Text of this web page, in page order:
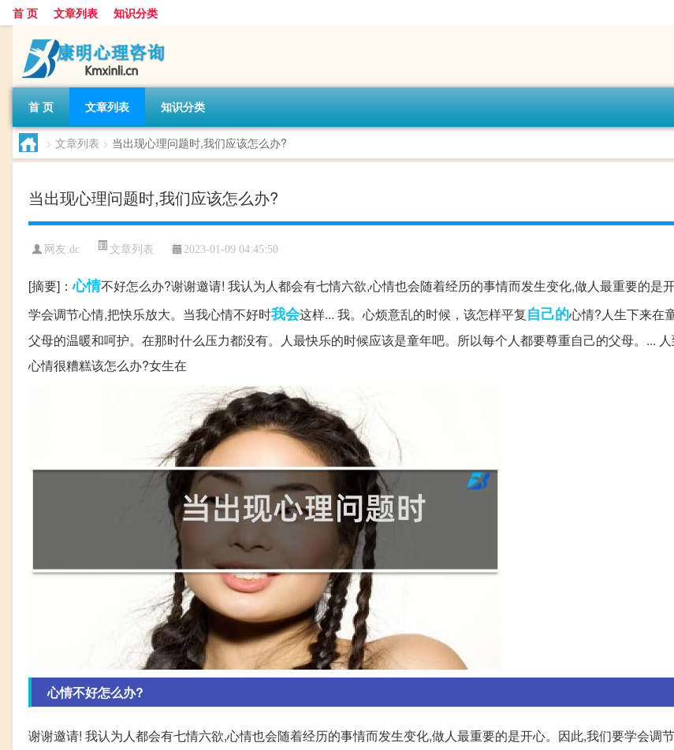
首 页 文章列表 知识分类
首 页 文章列表 知识分类
> 文章列表 > 当出现心理问题时,我们应该怎么办?
当出现心理问题时,我们应该怎么办?
网友:dc 文章列表 2023-01-09 04:45:50
[摘要]：心情不好怎么办?谢谢邀请! 我认为人都会有七情六欲,心情也会随着经历的事情而发生变化,做人最重要的是
学会调节心情,把快乐放大。当我心情不好时我会这样... 我。心烦意乱的时候，该怎样平复自己的心情?人生下来在
父母的温暖和呵护。在那时什么压力都没有。人最快乐的时候应该是童年吧。所以每个人都要尊重自己的父母。...
心情很糟糕该怎么办?女生在
心情不好怎么办?
谢谢邀请! 我认为人都会有七情六欲,心情也会随着经历的事情而发生变化,做人最重要的是开心。因此,我们要学会调